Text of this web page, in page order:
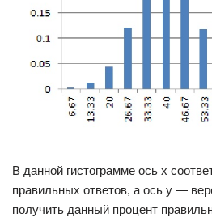
В данной гистограмме ось x
правильных ответов, а ось y —
получить данный процент